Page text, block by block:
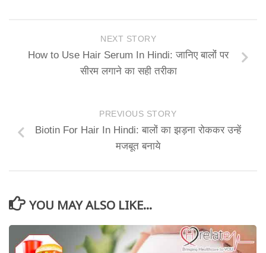
NEXT STORY
How to Use Hair Serum In Hindi: जानिए बालोंं पर
सीरम लगाने का सही तरीका
PREVIOUS STORY
Biotin For Hair In Hindi: बालों का झड़ना रोककर उन्हें
मजबूत बनाये
YOU MAY ALSO LIKE...